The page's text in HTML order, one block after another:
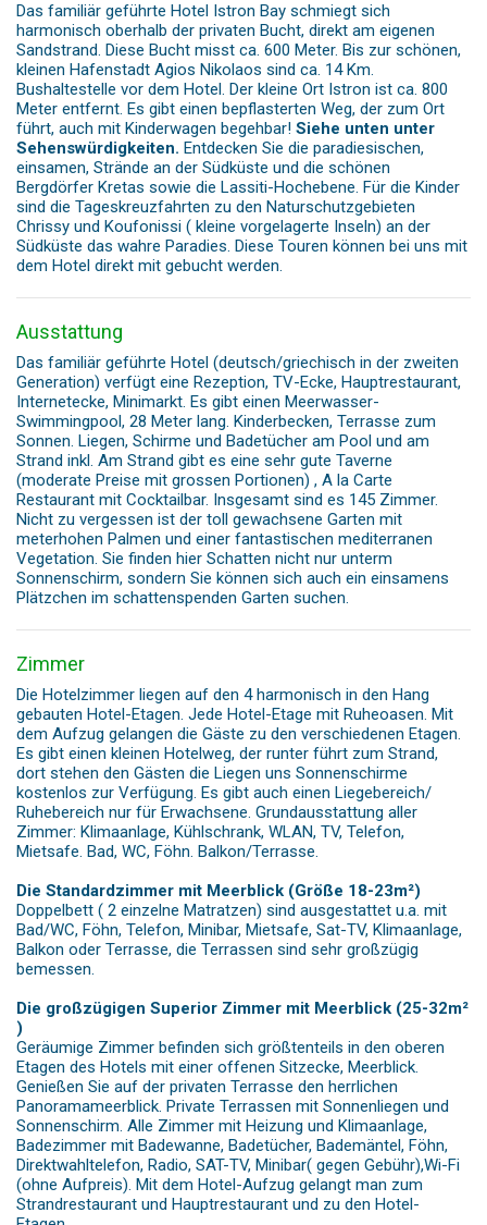
Das familiär geführte Hotel Istron Bay schmiegt sich
harmonisch oberhalb der privaten Bucht, direkt am eigenen
Sandstrand. Diese Bucht misst ca. 600 Meter. Bis zur schönen,
kleinen Hafenstadt Agios Nikolaos sind ca. 14 Km.
Bushaltestelle vor dem Hotel. Der kleine Ort Istron ist ca. 800
Meter entfernt. Es gibt einen bepflasterten Weg, der zum Ort
führt, auch mit Kinderwagen begehbar! Siehe unten unter
Sehenswürdigkeiten. Entdecken Sie die paradiesischen,
einsamen, Strände an der Südküste und die schönen
Bergdörfer Kretas sowie die Lassiti-Hochebene. Für die Kinder
sind die Tageskreuzfahrten zu den Naturschutzgebieten
Chrissy und Koufonissi ( kleine vorgelagerte Inseln) an der
Südküste das wahre Paradies. Diese Touren können bei uns mit
dem Hotel direkt mit gebucht werden.
Ausstattung
Das familiär geführte Hotel (deutsch/griechisch in der zweiten
Generation) verfügt eine Rezeption, TV-Ecke, Hauptrestaurant,
Internetecke, Minimarkt. Es gibt einen Meerwasser-
Swimmingpool, 28 Meter lang. Kinderbecken, Terrasse zum
Sonnen. Liegen, Schirme und Badetücher am Pool und am
Strand inkl. Am Strand gibt es eine sehr gute Taverne
(moderate Preise mit grossen Portionen) , A la Carte
Restaurant mit Cocktailbar. Insgesamt sind es 145 Zimmer.
Nicht zu vergessen ist der toll gewachsene Garten mit
meterhohen Palmen und einer fantastischen mediterranen
Vegetation. Sie finden hier Schatten nicht nur unterm
Sonnenschirm, sondern Sie können sich auch ein einsamens
Plätzchen im schattenspenden Garten suchen.
Zimmer
Die Hotelzimmer liegen auf den 4 harmonisch in den Hang
gebauten Hotel-Etagen. Jede Hotel-Etage mit Ruheoasen. Mit
dem Aufzug gelangen die Gäste zu den verschiedenen Etagen.
Es gibt einen kleinen Hotelweg, der runter führt zum Strand,
dort stehen den Gästen die Liegen uns Sonnenschirme
kostenlos zur Verfügung. Es gibt auch einen Liegebereich/
Ruhebereich nur für Erwachsene. Grundausstattung aller
Zimmer: Klimaanlage, Kühlschrank, WLAN, TV, Telefon,
Mietsafe. Bad, WC, Föhn. Balkon/Terrasse.
Die Standardzimmer mit Meerblick (Größe 18-23m²)
Doppelbett ( 2 einzelne Matratzen) sind ausgestattet u.a. mit
Bad/WC, Föhn, Telefon, Minibar, Mietsafe, Sat-TV, Klimaanlage,
Balkon oder Terrasse, die Terrassen sind sehr großzügig
bemessen.
Die großzügigen Superior Zimmer mit Meerblick (25-32m²
)
Geräumige Zimmer befinden sich größtenteils in den oberen
Etagen des Hotels mit einer offenen Sitzecke, Meerblick.
Genießen Sie auf der privaten Terrasse den herrlichen
Panoramameerblick. Private Terrassen mit Sonnenliegen und
Sonnenschirm. Alle Zimmer mit Heizung und Klimaanlage,
Badezimmer mit Badewanne, Badetücher, Bademäntel, Föhn,
Direktwahltelefon, Radio, SAT-TV, Minibar( gegen Gebühr),Wi-Fi
(ohne Aufpreis). Mit dem Hotel-Aufzug gelangt man zum
Strandrestaurant und Hauptrestaurant und zu den Hotel-